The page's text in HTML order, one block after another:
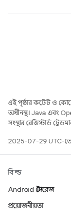
এই পৃষ্ঠার কন্টেন্ট ও
অধীনস্থ। Java এবং
সংস্থার রেজিস্টার্ড
2025-07-29 UTC-
বিল্ড
Android স্টোরেজ
প্রয়োজনীয়তা